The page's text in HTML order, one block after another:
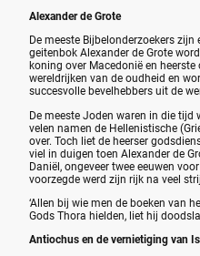
Alexander de Grote
De meeste Bijbelonderzoekers
geitenbok Alexander de Grote
koning over Macedonië en
wereldrijken van de oudheid en
succesvolle bevelhebbers uit de
De meeste Joden waren in die tijd
velen namen de Hellenistische
over. Toch liet de heerser
viel in duigen toen Alexander de
Daniël, ongeveer twee eeuwen
voorzegde werd zijn rijk na veel
‘Allen bij wie men de boeken van
Gods Thora hielden, liet hij
Antiochus en de vernietiging van